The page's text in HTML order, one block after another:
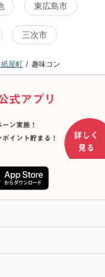
東広島市
三次市
屋町 趣味コン